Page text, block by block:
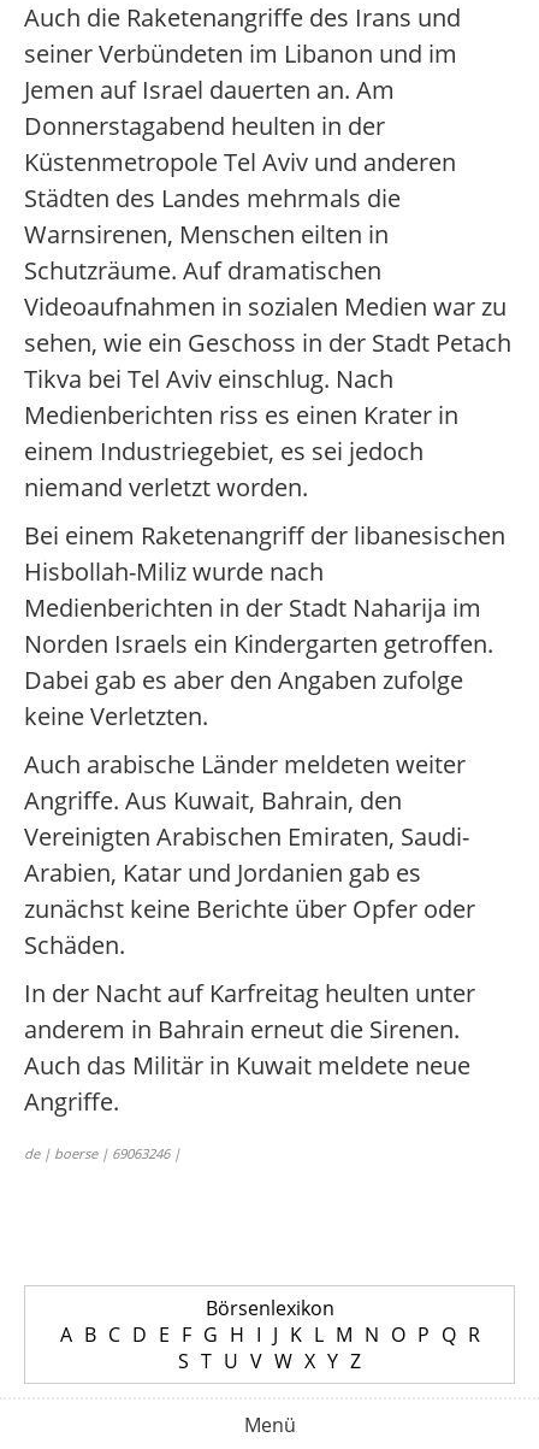
Auch die Raketenangriffe des Irans und
seiner Verbündeten im Libanon und im
Jemen auf Israel dauerten an. Am
Donnerstagabend heulten in der
Küstenmetropole Tel Aviv und anderen
Städten des Landes mehrmals die
Warnsirenen, Menschen eilten in
Schutzräume. Auf dramatischen
Videoaufnahmen in sozialen Medien war zu
sehen, wie ein Geschoss in der Stadt Petach
Tikva bei Tel Aviv einschlug. Nach
Medienberichten riss es einen Krater in
einem Industriegebiet, es sei jedoch
niemand verletzt worden.
Bei einem Raketenangriff der libanesischen
Hisbollah-Miliz wurde nach
Medienberichten in der Stadt Naharija im
Norden Israels ein Kindergarten getroffen.
Dabei gab es aber den Angaben zufolge
keine Verletzten.
Auch arabische Länder meldeten weiter
Angriffe. Aus Kuwait, Bahrain, den
Vereinigten Arabischen Emiraten, Saudi-
Arabien, Katar und Jordanien gab es
zunächst keine Berichte über Opfer oder
Schäden.
In der Nacht auf Karfreitag heulten unter
anderem in Bahrain erneut die Sirenen.
Auch das Militär in Kuwait meldete neue
Angriffe.
de | boerse | 69063246 |
Börsenlexikon
A B C D E F G H I J K L M N O P Q R
S T U V W X Y Z
Menü